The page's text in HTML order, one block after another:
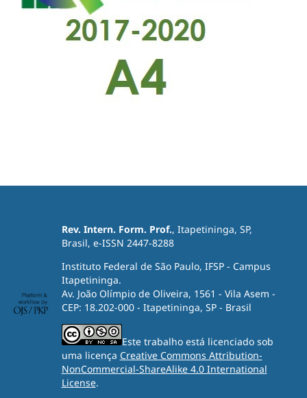
Rev. Intern. Form. Prof., Itapetininga, SP,
Brasil, e-ISSN 2447-8288
Instituto Federal de São Paulo, IFSP - Campus
Itapetininga.
Av. João Olímpio de Oliveira, 1561 - Vila Asem -
CEP: 18.202-000 - Itapetininga, SP - Brasil
Este trabalho está licenciado sob
uma licença Creative Commons Attribution-
NonCommercial-ShareAlike 4.0 International
License.